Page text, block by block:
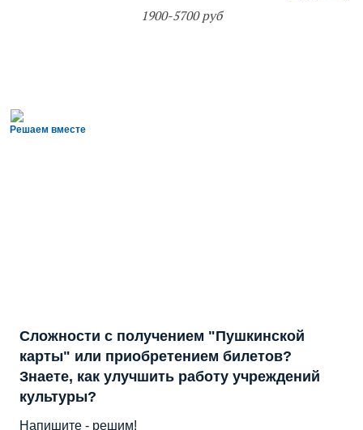
1900-5700 руб
Решаем вместе
Сложности с получением "Пушкинской
карты" или приобретением билетов?
Знаете, как улучшить работу учреждений
культуры?
Напишите - решим!